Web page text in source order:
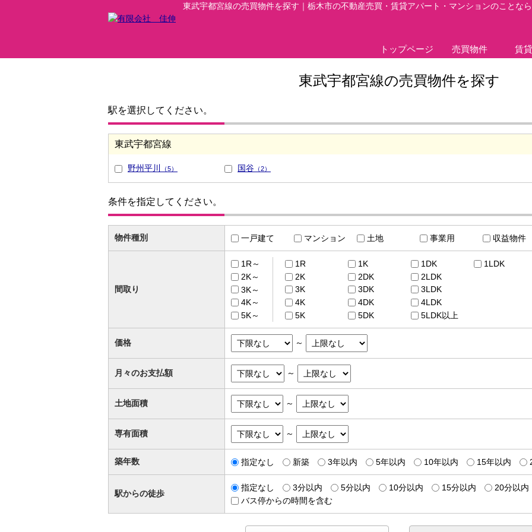
東武宇都宮線の売買物件を探す｜栃木市の不動産売買・賃貸アパート・マンションのことな
トップページ 売買物件 賃
東武宇都宮線の売買物件を探す
駅を選択してください。
東武宇都宮線
野州平川 （5） 国谷 （2）
条件を指定してください。
物件種別 一戸建て マンション 土地 事業用 収益物件
間取り
1R～
2K～
3K～
4K～
5K～
1R 1K 1DK
1LDK
2K
2DK
2LDK
3K
3DK
3LDK
4K
4DK
4LDK
5K
5DK 5LDK以上
価格 ～
月々のお支払額 ～
土地面積 ～
専有面積 ～
築年数 指定なし 新築 3年以内 5年以内 10年以内 15年以内
駅からの徒歩
指定なし 3分以内 5分以内 10分以内 15分以内
20分以内
バス停からの時間を含む